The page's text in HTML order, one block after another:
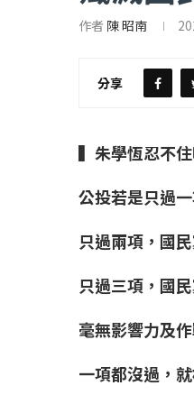
作者 陳 昭南
分享
▍朱學恆忍不住
公投若是只過
只過兩項，國
只過三項，國
毫無影響力及
一項都沒過，